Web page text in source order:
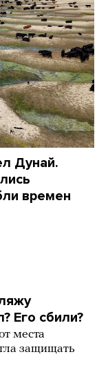
Дунай.
времен
Его сбили?
места
защищать